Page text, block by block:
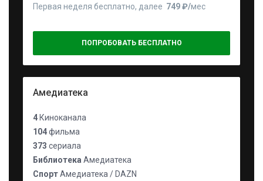
Первая неделя бесплатно, далее 749 ₽⁠/⁠мес
ПОПРОБОВАТЬ БЕСПЛАТНО
Амедиатека
4 Киноканала
104фильма
373 сериала
Библиотека Амедиатека
СпортАмедиатека / DAZN